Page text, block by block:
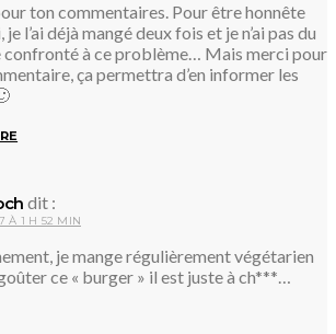
ton commentaires. Pour être honnête
l’ai déjà mangé deux fois et je n’ai pas du
à ce problème… Mais merci pour
ça permettra d’en informer les
dit :
À 1 H 52 MIN
je mange régulièrement végétarien
ce « burger » il est juste à ch***…